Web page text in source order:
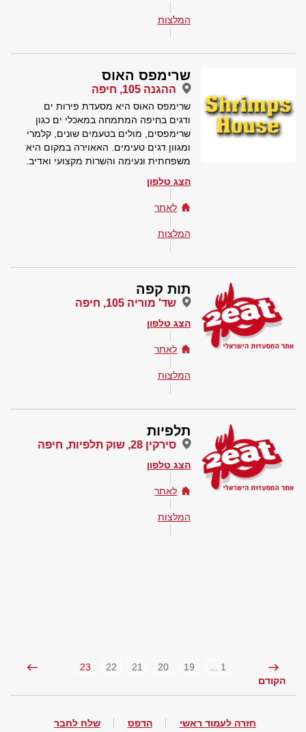
המלצות
שרימפס האוס
ההגנה 105, חיפה
שרימפס האוס היא מסעדת פירות ים
ודגים בחיפה המתמחה במאכלי ים כגון
שרימפסים, מולים בטעמים שונים, קלמרי
ומגוון דגים טעימים. האאוירה במקום היא
משפחתית ונעימה והשרות מקצועי ואדיב.
הצג טלפון
לאתר
המלצות
תות קפה
שד' מוריה 105, חיפה
הצג טלפון
לאתר
המלצות
תלפיות
סירקין 28, שוק תלפיות, חיפה
הצג טלפון
לאתר
המלצות
הקודם
1 ...
19
20
21
22
23
חזרה לעמוד ראשי הדפס שלח לחבר